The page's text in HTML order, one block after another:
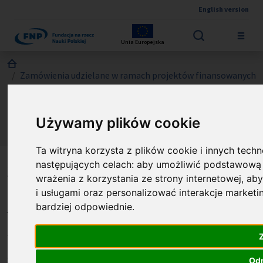
Używamy plików cookie
Ta witryna korzysta z plików cookie i innych
następujących celach:aby umożliwić
wrażenia z korzystania ze strony internetowej,
i usługami oraz personalizować interakcje
bardziej odpowiednie.
English version
Unia Europejska
Jesteś tutaj:
Zamówienia udzielane w ramach projektów finansowanych
FENG na umiędzynarodowienie polskich jednostek naukowo-
badawczych
Zapytanie ofertowe nr
02/FENG/2026 na ewaluację
wpływu FENG na